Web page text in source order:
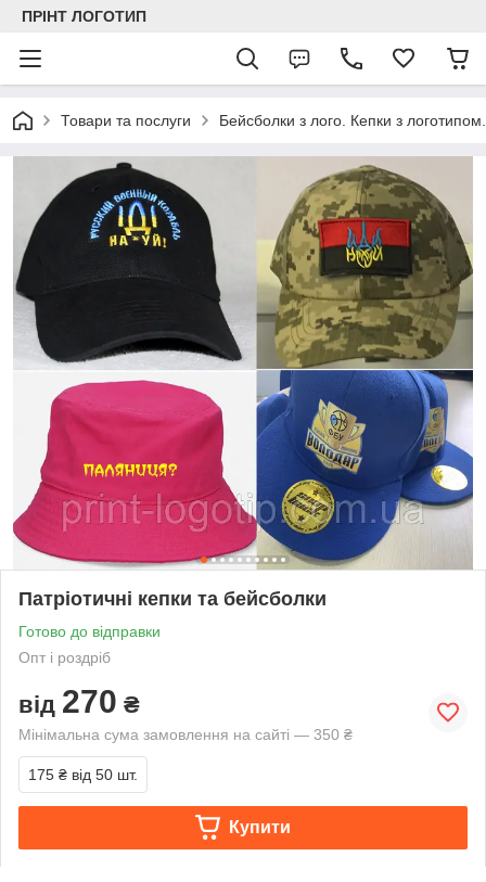
ПРІНТ ЛОГОТИП
Товари та послуги Бейсболки з лого. Кепки з
Патріотичні кепки та бейсболки
Готово до відправки
Опт і роздріб
від 270 ₴
Мінімальна сума замовлення на сайті — 350 ₴
175 ₴ від 50 шт.
Купити